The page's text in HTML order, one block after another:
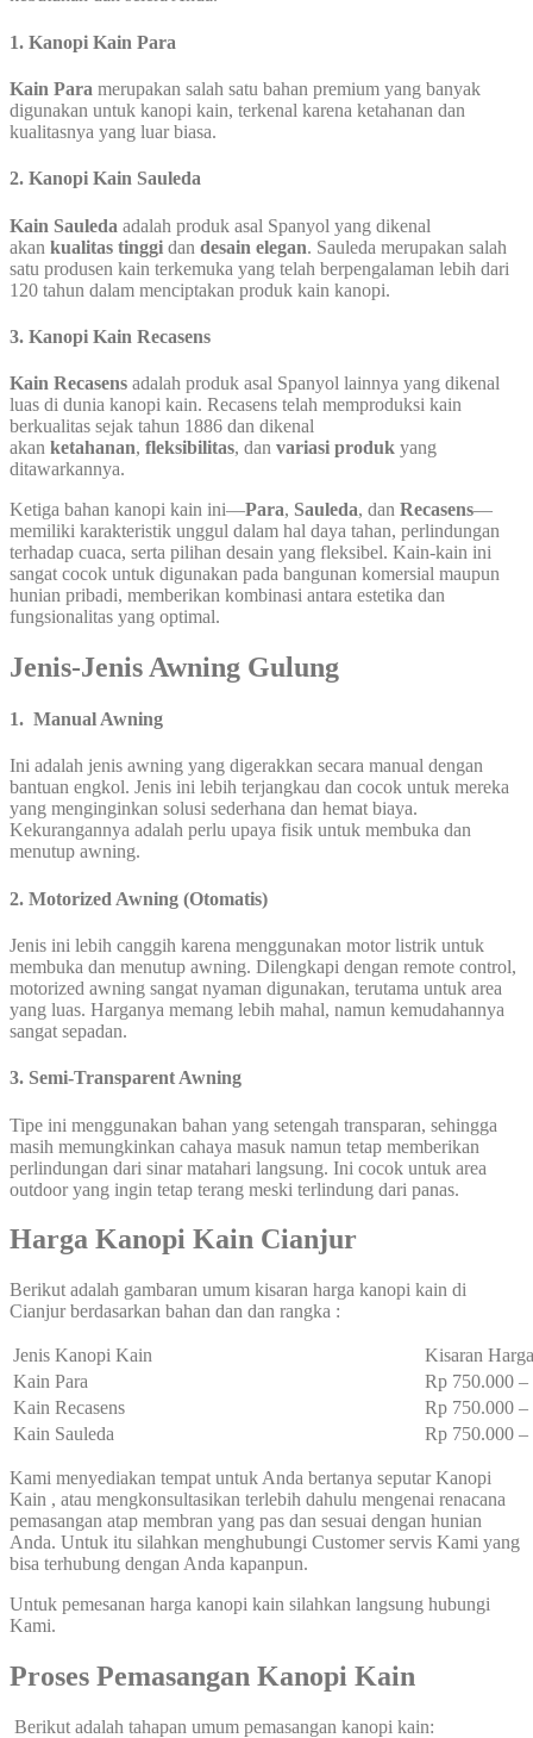
1. Kanopi Kain Para
Kain Para merupakan salah satu bahan premium yang banyak
digunakan untuk kanopi kain, terkenal karena ketahanan dan
kualitasnya yang luar biasa.
2. Kanopi Kain Sauleda
Kain Sauleda adalah produk asal Spanyol yang dikenal
akan kualitas tinggi dan desain elegan. Sauleda merupakan salah
satu produsen kain terkemuka yang telah berpengalaman lebih dari
120 tahun dalam menciptakan produk kain kanopi.
3. Kanopi Kain Recasens
Kain Recasens adalah produk asal Spanyol lainnya yang dikenal
luas di dunia kanopi kain. Recasens telah memproduksi kain
berkualitas sejak tahun 1886 dan dikenal
akan ketahanan, fleksibilitas, dan variasi produk yang
ditawarkannya.
Ketiga bahan kanopi kain ini—Para, Sauleda, dan Recasens—
memiliki karakteristik unggul dalam hal daya tahan, perlindungan
terhadap cuaca, serta pilihan desain yang fleksibel. Kain-kain ini
sangat cocok untuk digunakan pada bangunan komersial maupun
hunian pribadi, memberikan kombinasi antara estetika dan
fungsionalitas yang optimal.
Jenis-Jenis Awning Gulung
1. Manual Awning
Ini adalah jenis awning yang digerakkan secara manual dengan
bantuan engkol. Jenis ini lebih terjangkau dan cocok untuk mereka
yang menginginkan solusi sederhana dan hemat biaya.
Kekurangannya adalah perlu upaya fisik untuk membuka dan
menutup awning.
2. Motorized Awning (Otomatis)
Jenis ini lebih canggih karena menggunakan motor listrik untuk
membuka dan menutup awning. Dilengkapi dengan remote control,
motorized awning sangat nyaman digunakan, terutama untuk area
yang luas. Harganya memang lebih mahal, namun kemudahannya
sangat sepadan.
3. Semi-Transparent Awning
Tipe ini menggunakan bahan yang setengah transparan, sehingga
masih memungkinkan cahaya masuk namun tetap memberikan
perlindungan dari sinar matahari langsung. Ini cocok untuk area
outdoor yang ingin tetap terang meski terlindung dari panas.
Harga Kanopi Kain Cianjur
Berikut adalah gambaran umum kisaran harga kanopi kain di
Cianjur berdasarkan bahan dan dan rangka :
Jenis Kanopi Kain
Kisaran
Kain Para
Rp 750.000
Kain Recasens
Rp 750.000
Kain Sauleda
Rp 750.000
Kami menyediakan tempat untuk Anda bertanya seputar Kanopi
Kain , atau mengkonsultasikan terlebih dahulu mengenai renacana
pemasangan atap membran yang pas dan sesuai dengan hunian
Anda. Untuk itu silahkan menghubungi Customer servis Kami yang
bisa terhubung dengan Anda kapanpun.
Untuk pemesanan harga kanopi kain silahkan langsung hubungi
Kami.
Proses Pemasangan Kanopi Kain
Berikut adalah tahapan umum pemasangan kanopi kain: